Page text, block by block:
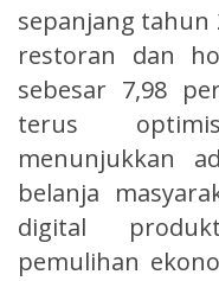
sepanjang tahun
restoran dan
sebesar 7,98
terus
menunjukkan
belanja
digital
pemulihan